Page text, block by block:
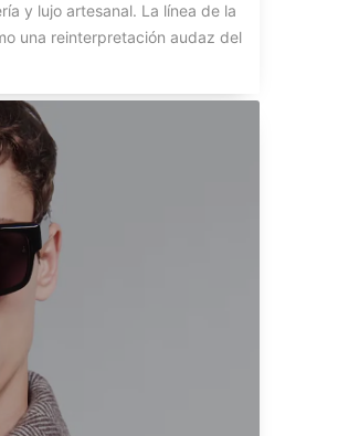
y lujo artesanal. La línea de la
una reinterpretación audaz del